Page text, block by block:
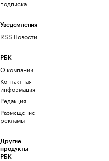
подписка
Уведомления
RSS Новости
РБК
О компании
Контактная
информация
Редакция
Размещение
рекламы
Другие
продукты
РБК